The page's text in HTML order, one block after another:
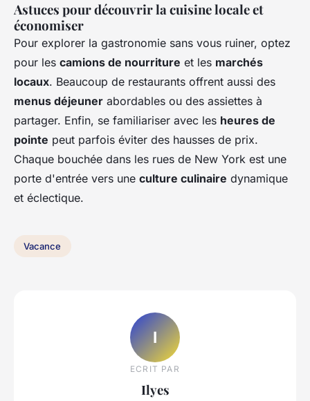
Astuces pour découvrir la cuisine locale et
économiser
Pour explorer la gastronomie sans vous ruiner, optez
pour les camions de nourriture et les marchés
locaux. Beaucoup de restaurants offrent aussi des
menus déjeuner abordables ou des assiettes à
partager. Enfin, se familiariser avec les heures de
pointe peut parfois éviter des hausses de prix.
Chaque bouchée dans les rues de New York est une
porte d'entrée vers une culture culinaire dynamique
et éclectique.
Vacance
I
ECRIT PAR
Ilyes